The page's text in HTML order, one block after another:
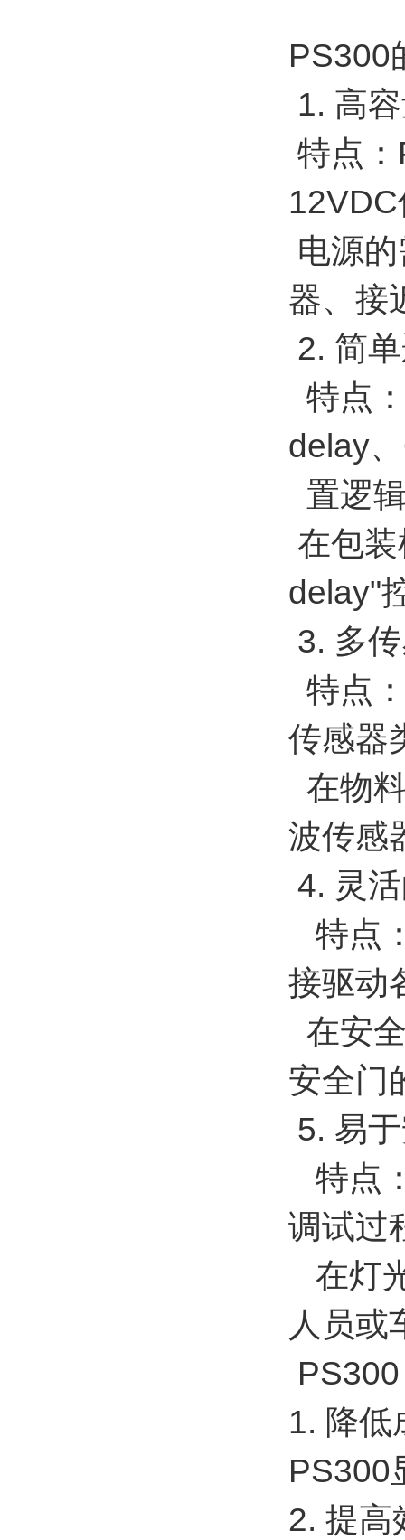
PS300
1. 高
特点
电源
器、接
2. 简
特点
delay
置逻
在包
delay"
3. 多
特点
传感器
在物
波传感
4. 灵
特点
接驱动
在安
安全门
5. 易
特点
调试过
在灯
人员或
1. 降低
PS300
2. 提高